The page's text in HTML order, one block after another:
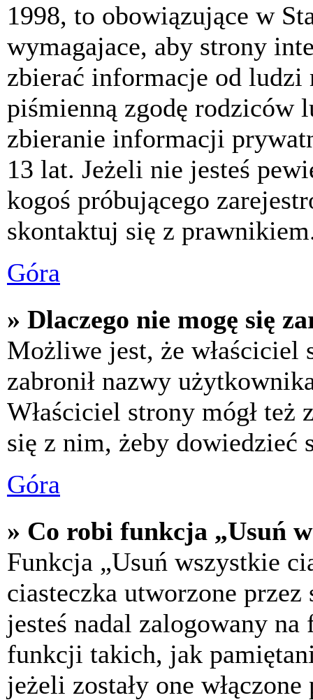
1998, to obowiązujące w
wymagajace, aby strony
zbierać informacje od
piśmienną zgodę rodziców
zbieranie informacji
13 lat. Jeżeli nie jesteś
kogoś próbującego
skontaktuj się z
Góra
» Dlaczego nie mogę się
Możliwe jest, że właściciel
zabronił nazwy
Właściciel strony mógł
się z nim, żeby dowiedzieć
Góra
» Co robi funkcja „Usuń
Funkcja „Usuń wszystkie
ciasteczka utworzone
jesteś nadal zalogowany
funkcji takich, jak
jeżeli zostały one